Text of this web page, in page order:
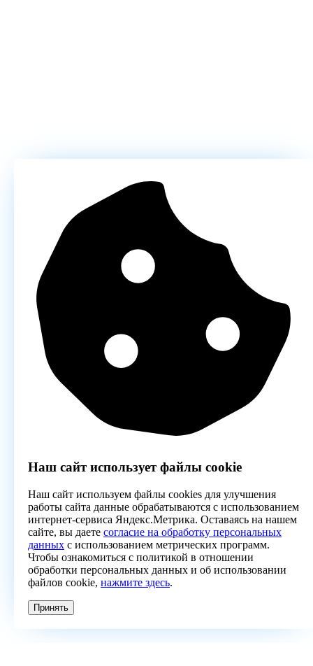
Наш сайт использует файлы cookie
Наш сайт используем файлы cookies для улучшения
работы сайта данные обрабатываются с использованием
интернет-сервиса Яндекс.Метрика. Оставаясь на нашем
сайте, вы даете согласие на обработку персональных
данных с использованием метрических программ.
Чтобы ознакомиться с политикой в отношении
обработки персональных данных и об использовании
файлов cookie, нажмите здесь.
Принять